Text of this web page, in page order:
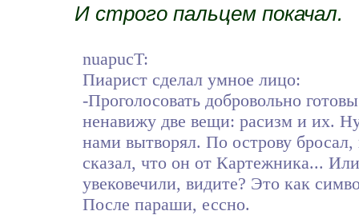
И строго пальцем покачал.
nuapucT:
Пиарист сделал умное лицо:
-Проголосовать добровольно
ненавижу две вещи: расизм и их.
нами вытворял. По острову
сказал, что он от Картежника...
увековечили, видите? Это как
После параши, ессно.